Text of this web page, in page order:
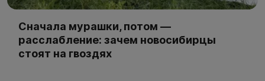
Сначала мурашки, потом —
расслабление: зачем новосибирцы
стоят на гвоздях